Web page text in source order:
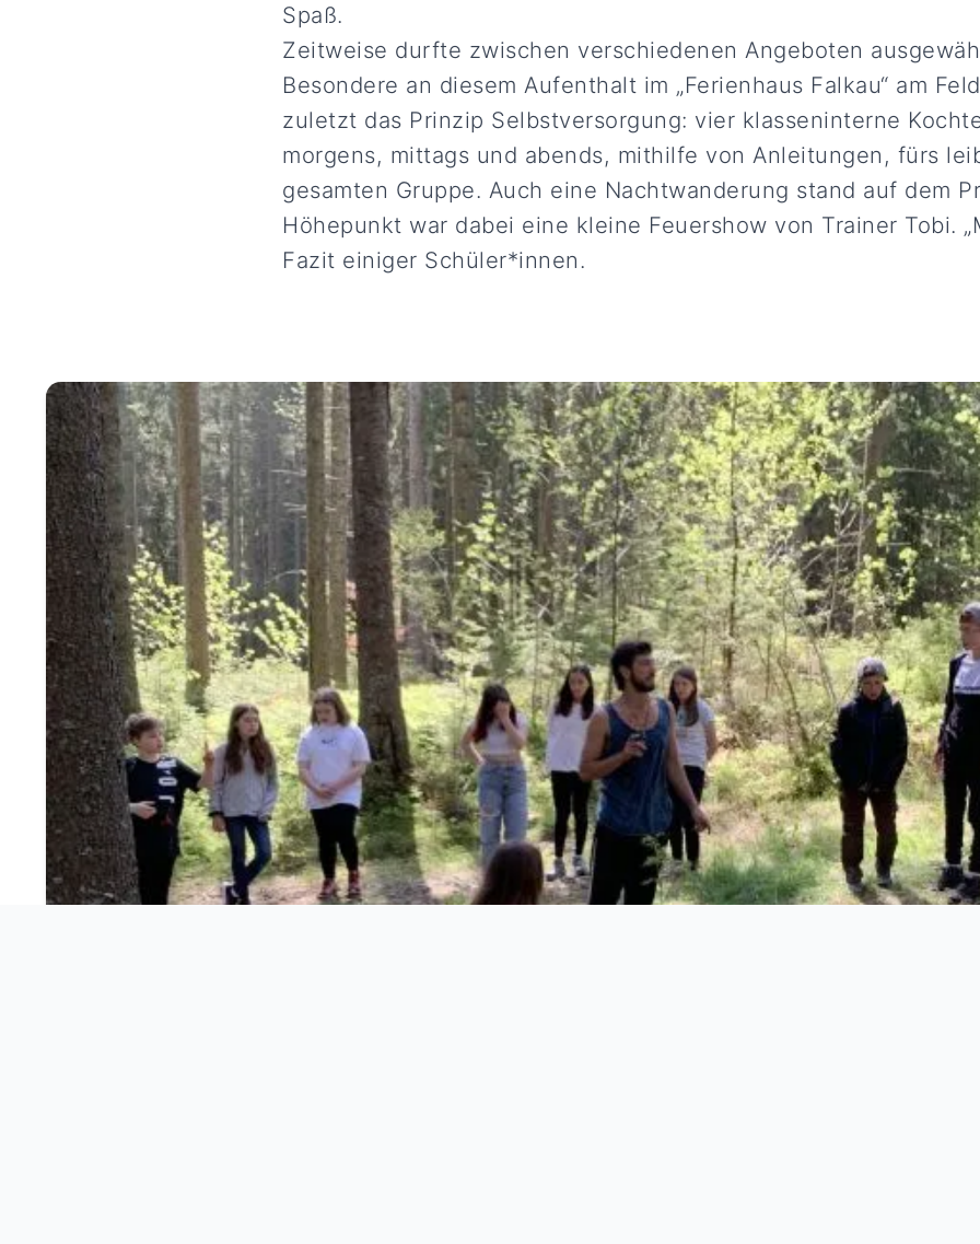
Spaß.
Zeitweise durfte zwischen verschiedenen Angeboten
Besondere an diesem Aufenthalt im „Ferienhaus Falkau“ am
zuletzt das Prinzip Selbstversorgung: vier klasseninterne
morgens, mittags und abends, mithilfe von Anleitungen, fürs
gesamten Gruppe. Auch eine Nachtwanderung stand auf dem
Höhepunkt war dabei eine kleine Feuershow von Trainer Tobi.
Fazit einiger Schüler*innen.